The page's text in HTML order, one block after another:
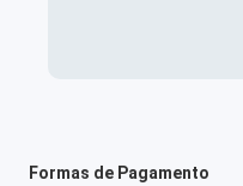
Formas de Pagamento